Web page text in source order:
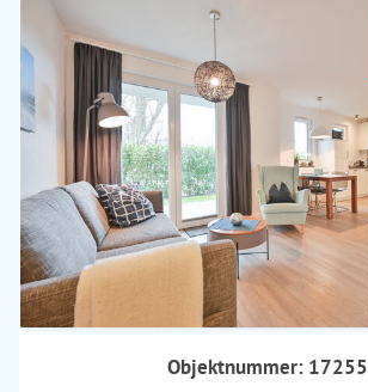
Objektnummer: 17255